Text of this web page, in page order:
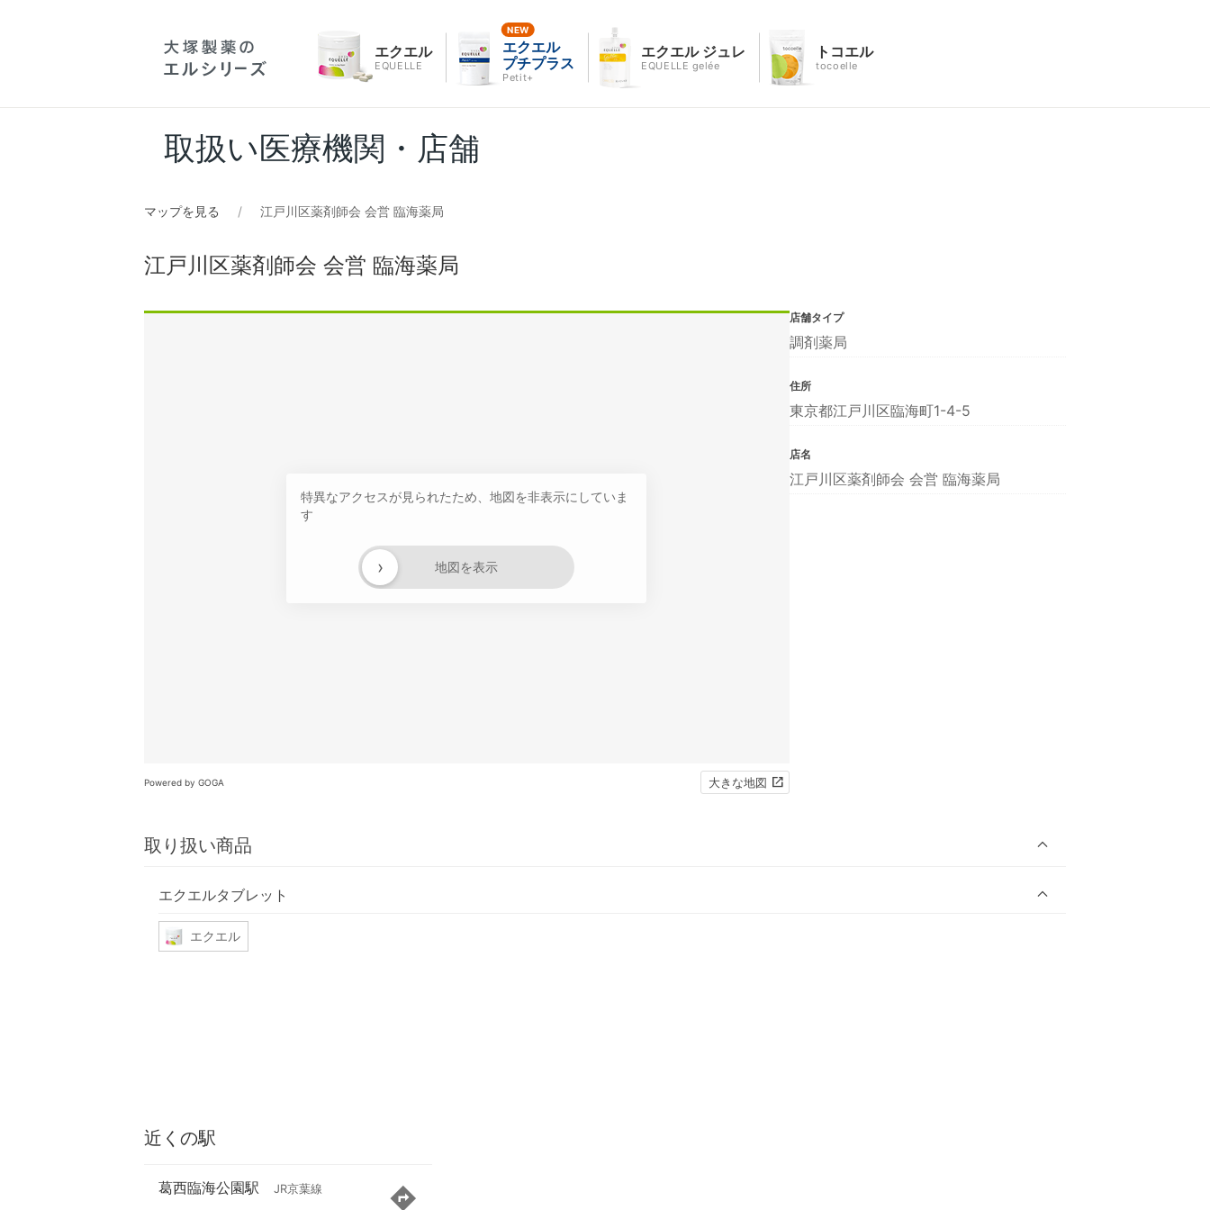
エクエル
EQUELLE
エクエル
プチプラス
Petit+
エクエル ジュレ
EQUELLE gelée
トコエル
tocoelle
取扱い医療機関・店舗
マップを見る 江戸川区薬剤師会 会営 臨海薬局
江戸川区薬剤師会 会営 臨海薬局
特異なアクセスが見られたため、地図を非表示にしていま
す
地図を表示
›
Powered by GOGA 大きな地図
取り扱い商品
エクエルタブレット
エクエル
店舗タイプ
調剤薬局
住所
東京都江戸川区臨海町1-4-5
店名
江戸川区薬剤師会 会営 臨海薬局
近くの駅
葛西臨海公園駅 JR京葉線